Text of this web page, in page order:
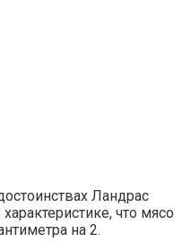
Ландрас
что мясо
на 2.